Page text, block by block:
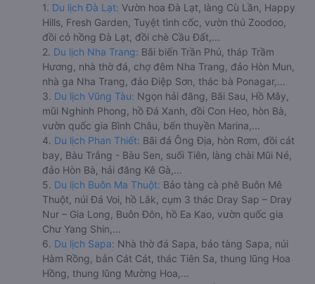
1. Du lịch Đà Lạt: Vườn hoa Đà Lạt, làng Cù Lần, Happy
Hills, Fresh Garden, Tuyệt tình cốc, vườn thú Zoodoo,
đồi cỏ hồng Đà Lạt, đồi chè Cầu Đất,...
2. Du lịch Nha Trang: Bãi biển Trần Phú, tháp Trầm
Hương, nhà thờ đá, chợ đêm Nha Trang, đảo Hòn Mun,
nhà ga Nha Trang, đảo Điệp Sơn, thác bà Ponagar,...
3. Du lịch Vũng Tàu: Ngọn hải đăng, Bãi Sau, Hồ Mây,
mũi Nghinh Phong, hồ Đá Xanh, đồi Con Heo, hòn Bà,
vườn quốc gia Bình Châu, bến thuyền Marina,...
4. Du lịch Phan Thiết: Bãi đá Ông Địa, hòn Rơm, đồi cát
bay, Bàu Trắng - Bàu Sen, suối Tiên, làng chài Mũi Né,
đảo Hòn Bà, hải đăng Kê Gà,...
5. Du lịch Buôn Ma Thuột: Bảo tàng cà phê Buôn Mê
Thuột, núi Đá Voi, hồ Lắk, cụm 3 thác Dray Sap – Dray
Nur – Gia Long, Buôn Đôn, hồ Ea Kao, vườn quốc gia
Chư Yang Shin,...
6. Du lịch Sapa: Nhà thờ đá Sapa, bảo tàng Sapa, núi
Hàm Rồng, bản Cát Cát, thác Tiên Sa, thung lũng Hoa
Hồng, thung lũng Mường Hoa,...